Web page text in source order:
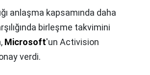
anlaşma kapsamında daha
birleşme takvimini
Microsoft'un Activision
verdi.